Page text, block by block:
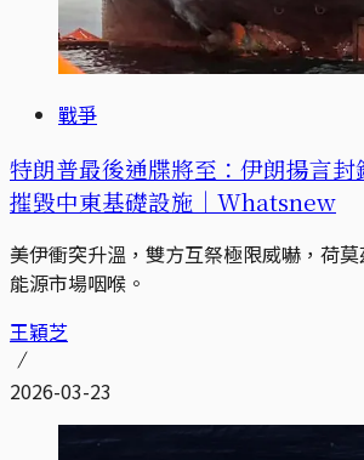
戰爭
特朗普最後通牒將至：伊朗揚言
摧毀中東基礎設施｜Whatsnew
美伊衝突升溫，雙方互祭極限威嚇，荷
能源市場咽喉。
王穎芝
2026-03-23